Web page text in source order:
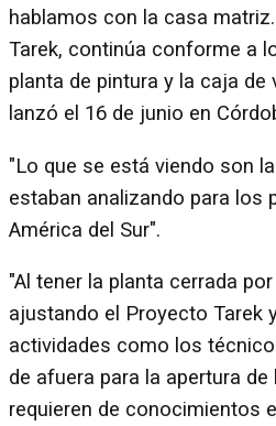
hablamos con la casa
Tarek, continúa conforme a
planta de pintura y la caja de
lanzó el 16 de junio en
"Lo que se está viendo son
estaban analizando para los
América del Sur".
"Al tener la planta cerrada
ajustando el Proyecto Tarek
actividades como los
de afuera para la apertura
requieren de conocimientos